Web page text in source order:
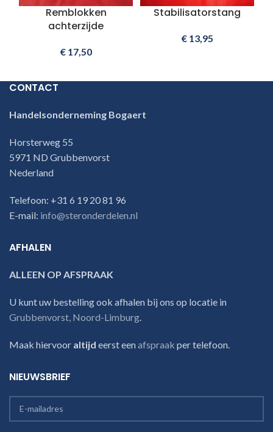
Remblokken
achterzijde
€17,50
Stabilisatorstang
€13,95
CONTACT
Handelsonderneming Bogaert
Horsterweg 55
5971 ND Grubbenvorst
Nederland
Telefoon: +31 6 19 20 81 96
E-mail: info@steronderdelen.nl
AFHALEN
ALLEEN OP AFSPRAAK
U kunt uw bestelling ook afhalen bij ons op locatie in
Grubbenvorst, Noord-Limburg.
Maak hiervoor altijd eerst eenafspraak per telefoon.
NIEUWSBRIEF